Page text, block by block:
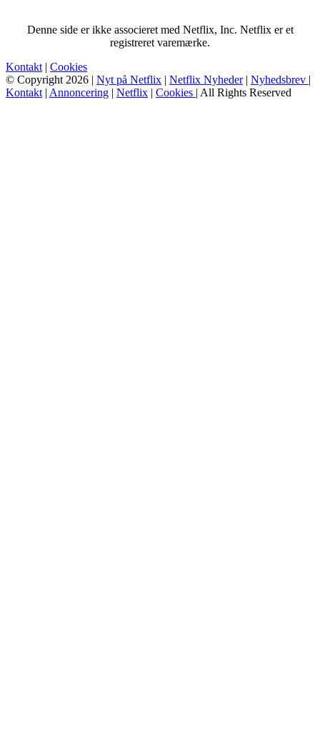
Denne side er ikke associeret med Netflix, Inc. Netflix er et
registreret varemærke.
Kontakt | Cookies
© Copyright 2026 | Nyt på Netflix | Netflix Nyheder| Nyhedsbrev |
Kontakt | Annoncering | Netflix | Cookies | All Rights Reserved